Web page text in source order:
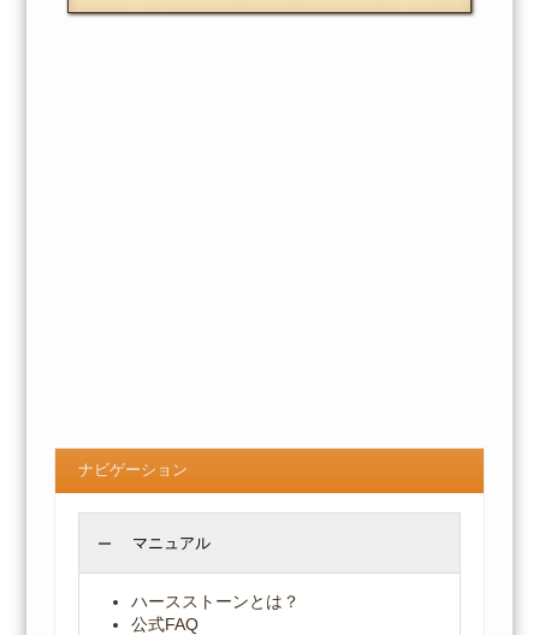
ナビゲーション
マニュアル
ハースストーンとは？
公式FAQ